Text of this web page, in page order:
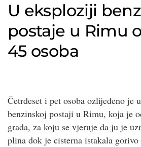
U eksploziji
postaje u Rimu
45 osoba
Četrdeset i pet osoba ozlijeđeno je
benzinskoj postaji u Rimu, koja je
grada, za koju se vjeruje da ju je
plina dok je cisterna istakala gorivo